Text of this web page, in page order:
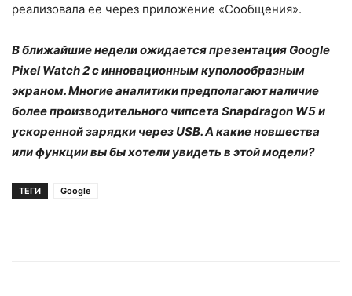
реализовала ее через приложение «Сообщения».
В ближайшие недели ожидается презентация Google
Pixel Watch 2 с инновационным куполообразным
экраном. Многие аналитики предполагают наличие
более производительного чипсета Snapdragon W5 и
ускоренной зарядки через USB. А какие новшества
или функции вы бы хотели увидеть в этой модели?
ТЕГИ Google